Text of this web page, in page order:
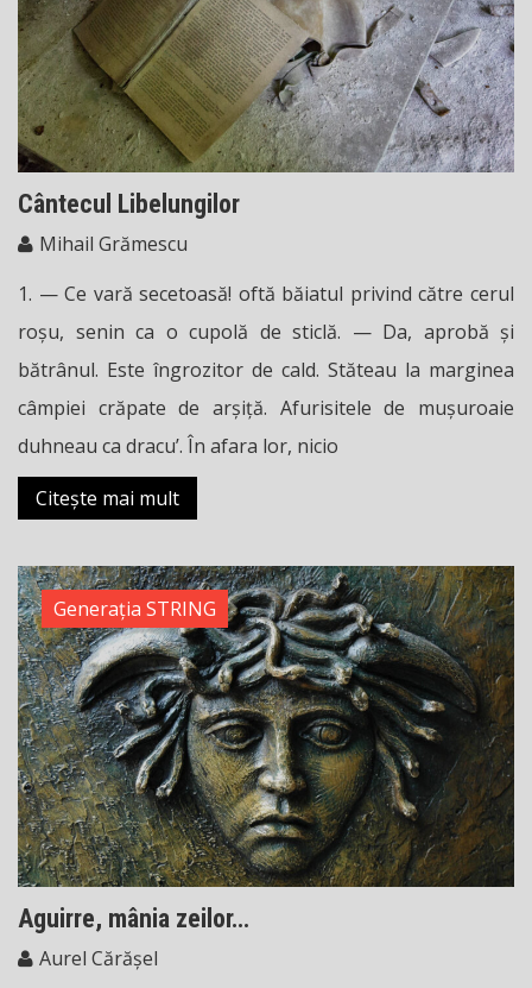
Cântecul Libelungilor
Mihail Grămescu
1. — Ce vară secetoasă! oftă băiatul privind către cerul
roşu, senin ca o cupolă de sticlă. — Da, aprobă şi
bătrânul. Este îngrozitor de cald. Stăteau la marginea
câmpiei crăpate de arşiţă. Afurisitele de muşuroaie
duhneau ca dracu’. În afara lor, nicio
Citește mai mult
Generația STRING
Aguirre, mânia zeilor…
Aurel Cărășel